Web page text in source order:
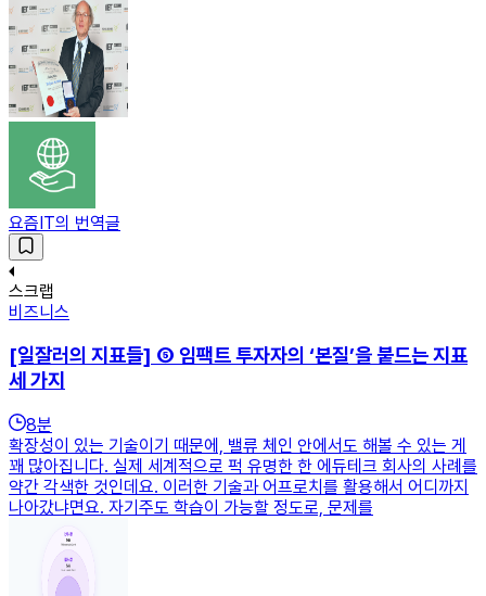
요즘IT의 번역글
스크랩
비즈니스
[일잘러의 지표들] ⑤ 임팩트 투자자의 ‘본질’을 붙드는 지표
세 가지
8분
확장성이 있는 기술이기 때문에, 밸류 체인 안에서도 해볼 수 있는 게
꽤 많아집니다. 실제 세계적으로 퍽 유명한 한 에듀테크 회사의 사례를
약간 각색한 것인데요. 이러한 기술과 어프로치를 활용해서 어디까지
나아갔냐면요. 자기주도 학습이 가능할 정도로, 문제를